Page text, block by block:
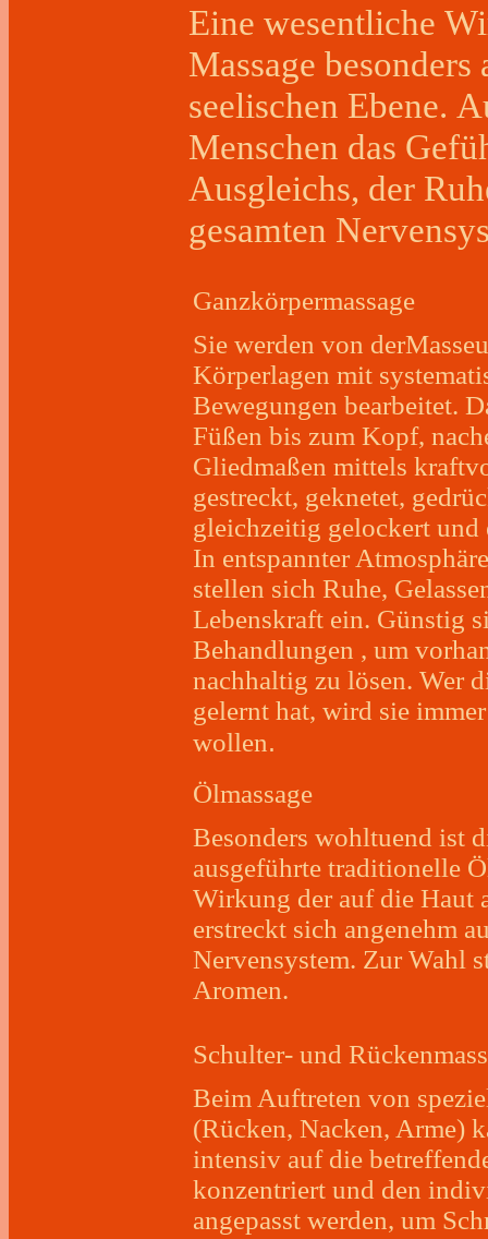
Eine wesentliche
Massage
seelischen Ebene.
Menschen das
Ausgleichs, der
gesamten
Ganzkörpermassage
Sie werden von
Körperlagen mit
Bewegungen bearbeitet.
Füßen bis zum Kopf,
Gliedmaßen mittels
gestreckt, geknetet,
gleichzeitig gelockert und
In entspannter
stellen sich Ruhe,
Lebenskraft ein. Günstig
Behandlungen , um
nachhaltig zu lösen. Wer
gelernt hat, wird sie
wollen.
Ölmassage
Besonders wohltuend ist
ausgeführte traditionelle
Wirkung der auf die Haut
erstreckt sich angenehm
Nervensystem. Zur Wahl
Aromen.
Schulter- und
Beim Auftreten von
(Rücken, Nacken, Arme)
intensiv auf die
konzentriert und den
angepasst werden, um